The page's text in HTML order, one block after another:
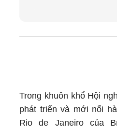
Trong khuôn khổ Hội
phát triển và mới nổi
Rio de Janeiro của